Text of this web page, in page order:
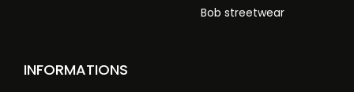
Bob streetwear
INFORMATIONS